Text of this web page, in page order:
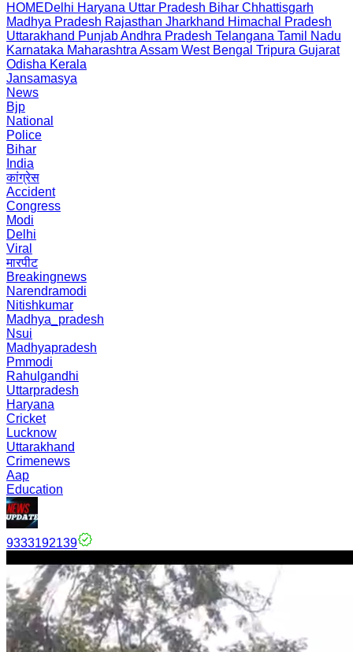
HOMEDelhi Haryana Uttar Pradesh Bihar Chhattisgarh
Madhya Pradesh Rajasthan Jharkhand Himachal Pradesh
Uttarakhand PunjabAndhra Pradesh Telangana Tamil Nadu
Karnataka Maharashtra Assam West Bengal Tripura Gujarat
Odisha Kerala
Jansamasya
News
Bjp
National
Police
Bihar
India
कांग्रेस
Accident
Congress
Modi
Delhi
Viral
मारपीट
Breakingnews
Narendramodi
Nitishkumar
Madhya_pradesh
Nsui
Madhyapradesh
Pmmodi
Rahulgandhi
Uttarpradesh
Haryana
Cricket
Lucknow
Uttarakhand
Crimenews
Aap
Education
9333192139